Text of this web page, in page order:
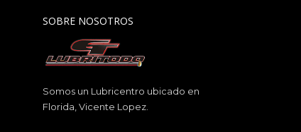
SOBRE NOSOTROS
Somos un Lubricentro ubicado en
Florida, Vicente Lopez.